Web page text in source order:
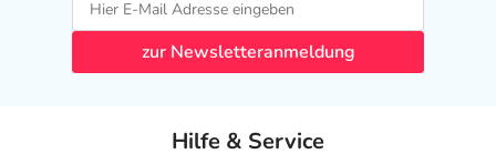
zur Newsletteranmeldung
Hilfe & Service